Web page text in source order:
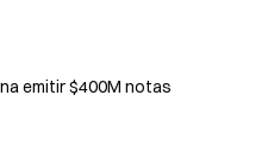
$400M notas